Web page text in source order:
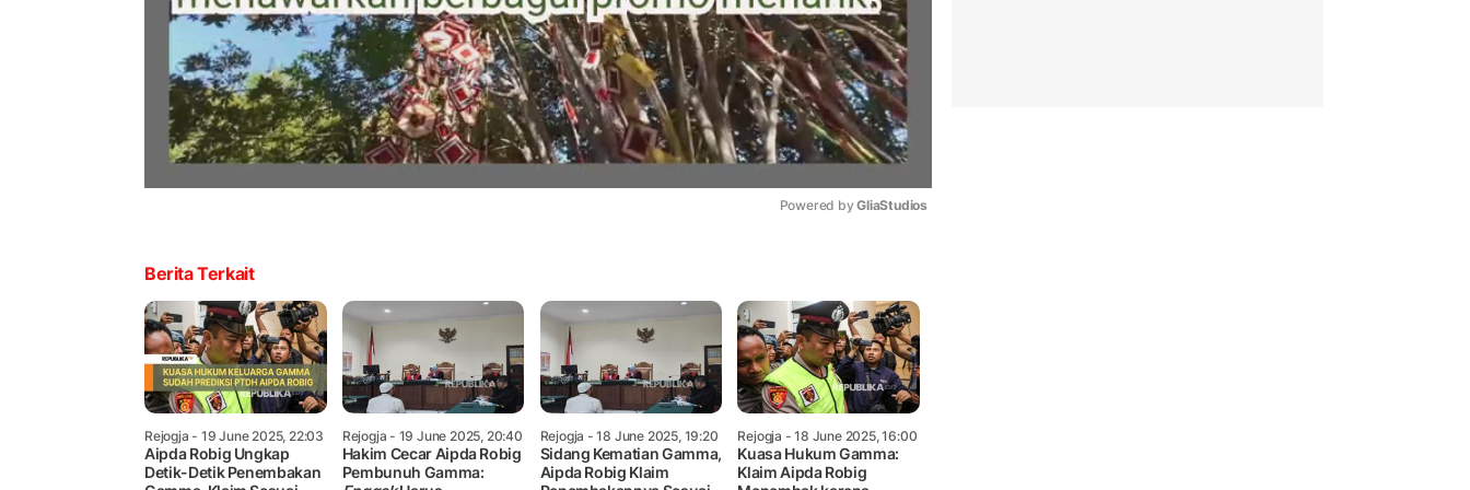
Powered by GliaStudios
Berita Terkait
Rejogja - 19 June 2025, 22:03
Aipda Robig Ungkap
Detik-Detik Penembakan
Rejogja - 19 June 2025, 20:40
Hakim Cecar Aipda Robig
Pembunuh Gamma:
Rejogja - 18 June 2025, 19:20
Sidang Kematian Gamma,
Aipda Robig Klaim
Rejogja - 18 June 2025, 16:00
Kuasa Hukum Gamma:
Klaim Aipda Robig